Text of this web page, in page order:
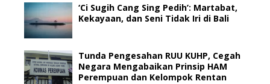
‘Ci Sugih Cang Sing Pedih’: Martabat,
Kekayaan, dan Seni Tidak Iri di Bali
Tunda Pengesahan RUU KUHP, Cegah
Negara Mengabaikan Prinsip HAM
Perempuan dan Kelompok Rentan